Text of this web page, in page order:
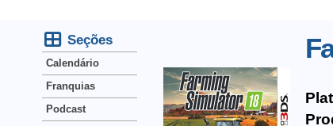
Seções
Calendário
Franquias
Podcast